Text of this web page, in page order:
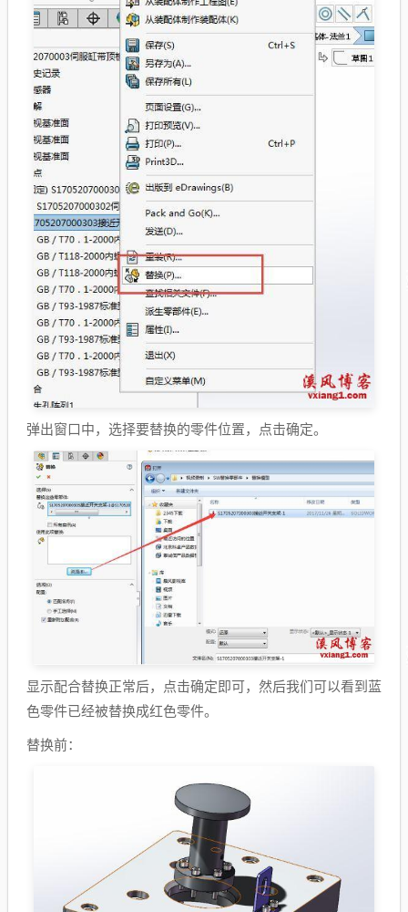
弹出窗口中，选择要替换的零件位置，点击确定。
显示配合替换正常后，点击确定即可，然后我们可以看到蓝
色零件已经被替换成红色零件。
替换前：